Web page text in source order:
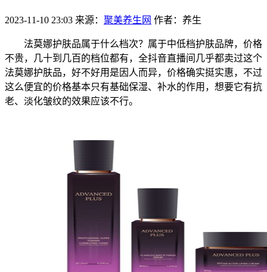
2023-11-10 23:03 来源： 聚美养生网 作者：养生
法莫娜护肤品属于什么档次？属于中低档护肤品牌，价格
不贵，几十到几百的档位都有，全抖音直播间几乎都卖过这个
法莫娜护肤品，好不好用是因人而异，价格确实挺实惠，不过
这么便宜的价格基本只有基础保湿、补水的作用，想要它有抗
老、淡化皱纹的效果应该不行。